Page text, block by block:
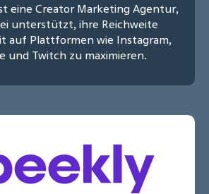
eine Creator Marketing Agentur,
unterstützt, ihre Reichweite
auf Plattformen wie Instagram,
und Twitch zu maximieren.